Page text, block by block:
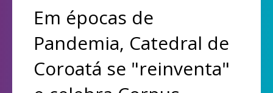
Em épocas de
Pandemia, Catedral de
Coroatá se "reinventa"